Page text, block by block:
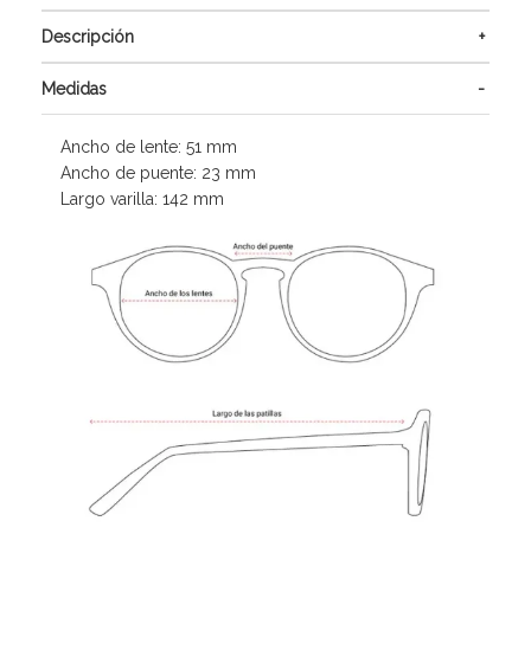
Descripción
Medidas
Ancho de lente: 51 mm
Ancho de puente: 23 mm
Largo varilla: 142 mm